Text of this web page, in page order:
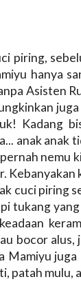
piring,
hanya
Asisten
Kadang
anak
nemu
cuci piring
tukang
bocor
juga
patah mulu,